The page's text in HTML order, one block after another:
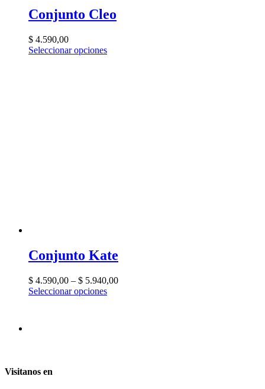
Conjunto Cleo
$ 4.590,00
Seleccionar opciones
Conjunto Kate
$ 4.590,00 – $ 5.940,00
Seleccionar opciones
Visitanos en